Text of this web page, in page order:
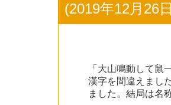
(2019年12月26
「大山鳴動して
漢字を間違えまし
ました。結局は名